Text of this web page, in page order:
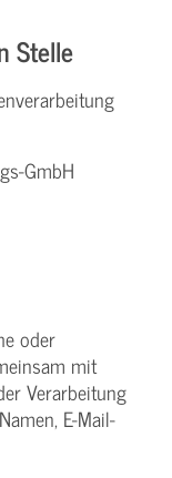
Stelle
GmbH
oder
mit
Verarbeitung
E-Mail-